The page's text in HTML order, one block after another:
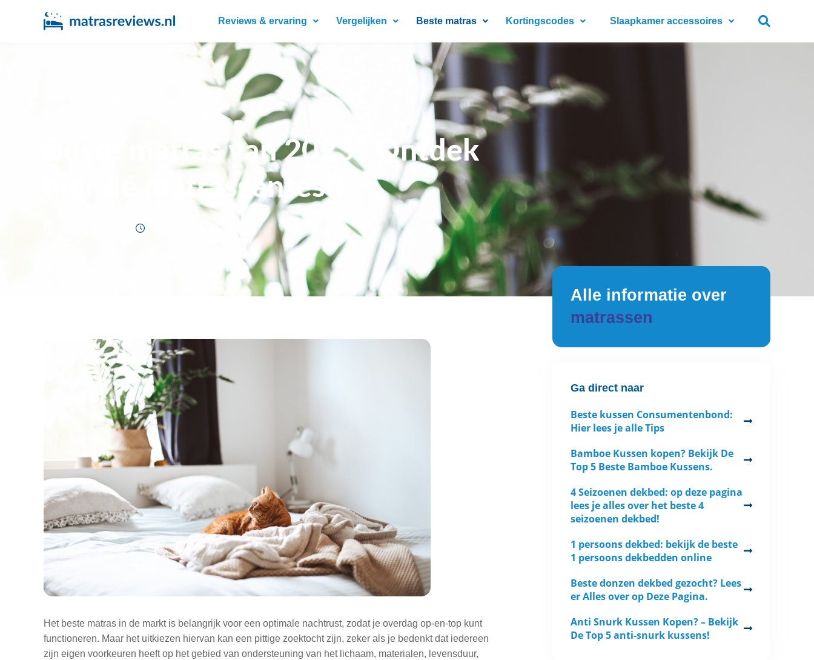
Reviews & ervaring Vergelijken Beste matras Kortingscodes Slaapkamer accessoires
Beste matras van 2023? Ontdek
hier dé matrassentest!
Het beste matras in de markt is belangrijk voor een optimale nachtrust, zodat je overdag op-en-top kunt
functioneren. Maar het uitkiezen hiervan kan een pittige zoektocht zijn, zeker als je bedenkt dat iedereen
zijn eigen voorkeuren heeft op het gebied van ondersteuning van het lichaam, materialen, levensduur,
Alle informatie over
matrassen
Ga direct naar
Beste kussen Consumentenbond:
Hier lees je alle Tips
Bamboe Kussen kopen? Bekijk De
Top 5 Beste Bamboe Kussens.
4 Seizoenen dekbed: op deze pagina
lees je alles over het beste 4
seizoenen dekbed!
1 persoons dekbed: bekijk de beste
1 persoons dekbedden online
Beste donzen dekbed gezocht? Lees
er Alles over op Deze Pagina.
Anti Snurk Kussen Kopen? – Bekijk
De Top 5 anti-snurk kussens!